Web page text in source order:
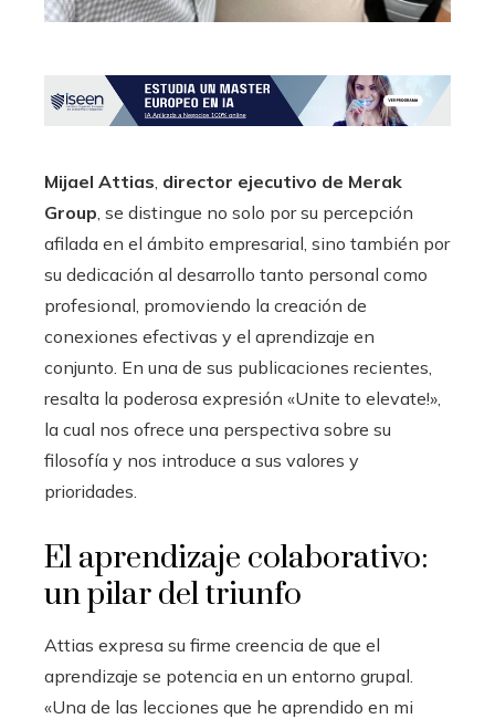
Mijael Attias director ejecutivo de Merak
Group , se distingue no solo por su percepción
afilada en el ámbito empresarial, sino también por
su dedicación al desarrollo tanto personal como
profesional, promoviendo la creación de
conexiones efectivas y el aprendizaje en
conjunto. En una de sus publicaciones recientes,
resalta la poderosa expresión «Unite to elevate!»,
la cual nos ofrece una perspectiva sobre su
filosofía y nos introduce a sus valores y
prioridades.
El aprendizaje colaborativo:
un pilar del triunfo
Attias expresa su firme creencia de que el
aprendizaje se potencia en un entorno grupal.
«Una de las lecciones que he aprendido en mi